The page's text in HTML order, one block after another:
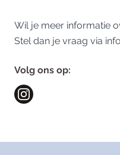
Volg ons op:
Wil je meer informatie
Stel dan je vraag via